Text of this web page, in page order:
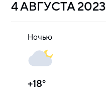
4 АВГУСТА2023
Ночью
+18°